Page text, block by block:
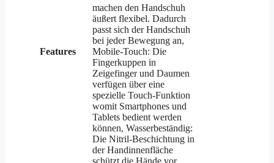
Features
machen den Handschuh
äußert flexibel. Dadurch
passt sich der Handschuh
bei jeder Bewegung an,
Mobile-Touch: Die
Fingerkuppen in
Zeigefinger und Daumen
verfügen über eine
spezielle Touch-Funktion
womit Smartphones und
Tablets bedient werden
können, Wasserbeständig:
Die Nitril-Beschichtung in
der Handinnenfläche
schützt die Hände vor